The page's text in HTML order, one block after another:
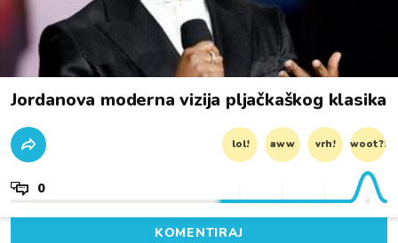
Jordanova moderna vizija pljačkaškog klasika
lol! aww vrh! woot?!
0
KOMENTIRAJ